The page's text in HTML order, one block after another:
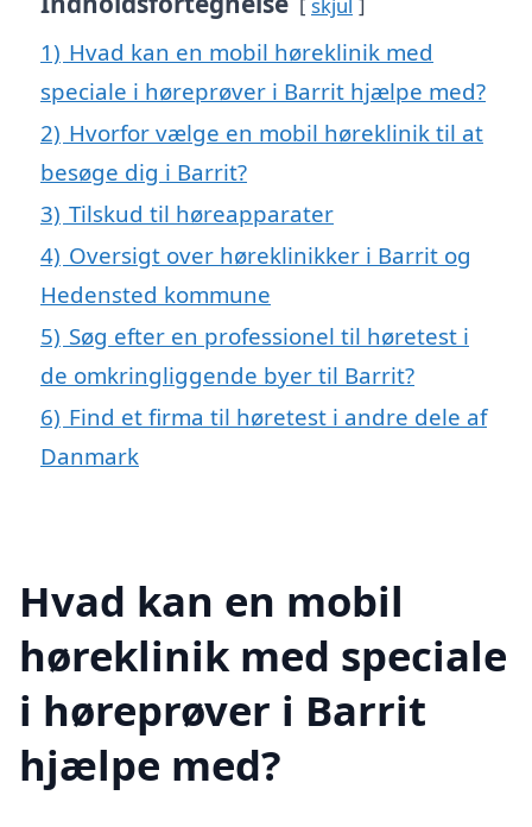
1) Hvad kan en mobil høreklinik med
speciale i høreprøver i Barrit hjælpe med?
2) Hvorfor vælge en mobil høreklinik til at
besøge dig i Barrit?
3) Tilskud til høreapparater
4) Oversigt over høreklinikker i Barrit og
Hedensted kommune
5) Søg efter en professionel til høretest i
de omkringliggende byer til Barrit?
6) Find et firma til høretest i andre dele af
Danmark
Hvad kan en mobil
høreklinik med speciale
i høreprøver i Barrit
hjælpe med?